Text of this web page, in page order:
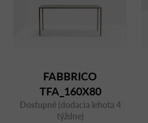
FABBRICO
TFA_160X80
TRANSPARENT
Dostupné (dodacia lehota 4
týždne)